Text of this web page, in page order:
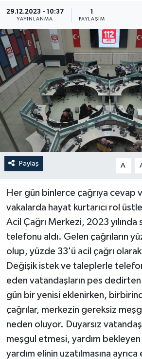
29.12.2023 - 10:37
YAYINLANMA
1
PAYLAŞIM
Paylaş A-
Her gün binlerce çağrıya cevap
vakalarda hayat kurtarıcı rol
Acil Çağrı Merkezi, 2023 yılında
telefonu aldı. Gelen çağrıların
olup, yüzde 33'ü acil çağrı
Değişik istek ve taleplerle
eden vatandaşların pes dedirten
gün bir yenisi eklenirken,
çağrılar, merkezin gereksiz
neden oluyor. Duyarsız
meşgul etmesi, yardım
yardım elinin uzatılmasına
Haberler
KANALV Spor
Kültür Sanat
Magazin
Öğle Bülteni
Sağlık
Siyaset
Sosyal medya
Spor
Televizyon
Turizm